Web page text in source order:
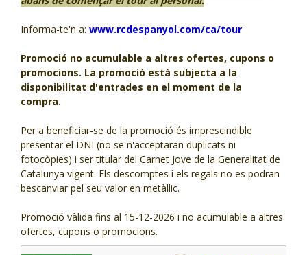
Informa-te'n a: www.rcdespanyol.com/ca/tour
Promoció no acumulable a altres ofertes, cupons o
promocions. La promoció està subjecta a la
disponibilitat d'entrades en el moment de la
compra.
Per a beneficiar-se de la promoció és imprescindible
presentar el DNI (no se n'acceptaran duplicats ni
fotocòpies) i ser titular del Carnet Jove de la Generalitat de
Catalunya vigent. Els descomptes i els regals no es podran
bescanviar pel seu valor en metàl·lic.
Promoció vàlida fins al 15-12-2026 i no acumulable a altres
ofertes, cupons o promocions.